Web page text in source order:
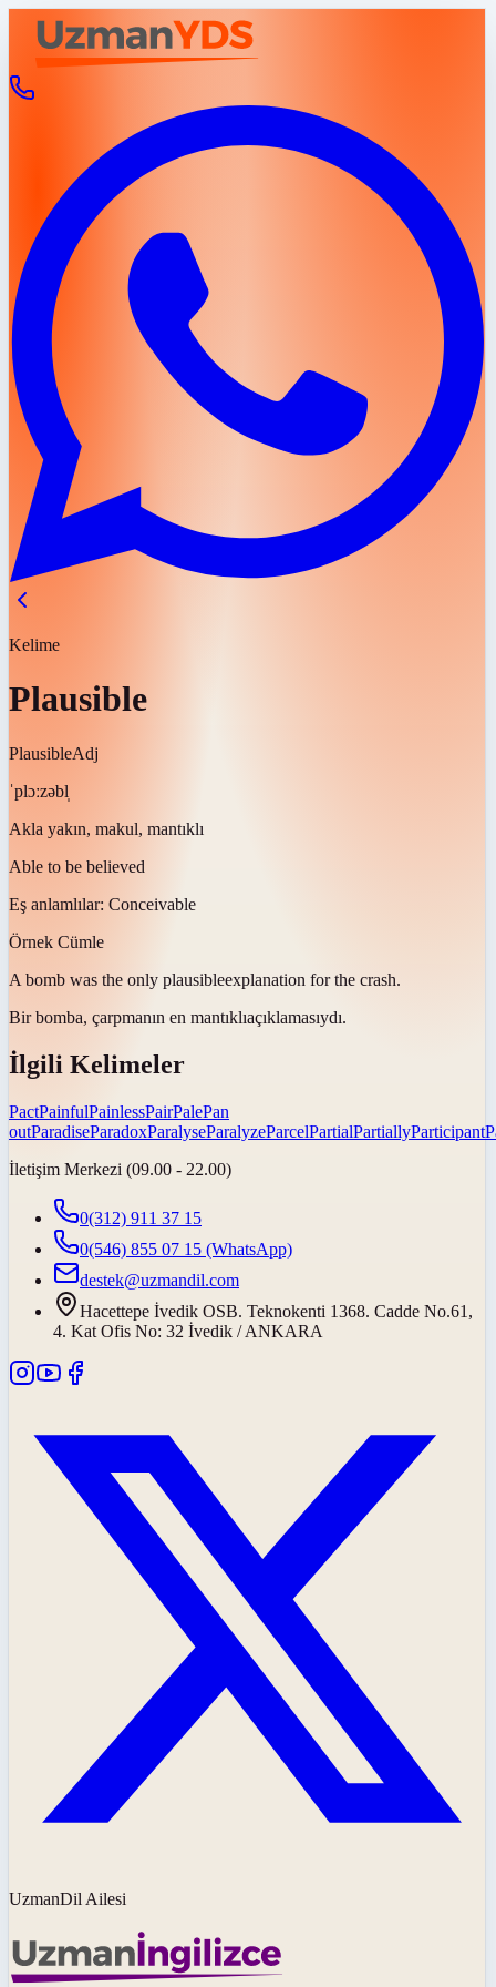
Kelime
Plausible
PlausibleAdj
ˈplɔːzəbl̩
Akla yakın, makul, mantıklı
Able to be believed
Eş anlamlılar: Conceivable
Örnek Cümle
A bomb was the only plausibleexplanation for the crash.
Bir bomba, çarpmanın en mantıklıaçıklamasıydı.
İlgili Kelimeler
PactPainfulPainlessPairPalePan
outParadiseParadoxParalyseParalyzeParcelPartialPartiallyParticipant
İletişim Merkezi (09.00 - 22.00)
0(312) 911 37 15
0(546) 855 07 15 (WhatsApp)
destek@uzmandil.com
Hacettepe İvedik OSB. Teknokenti 1368. Cadde No.61,
4. Kat Ofis No: 32 İvedik / ANKARA
UzmanDil Ailesi